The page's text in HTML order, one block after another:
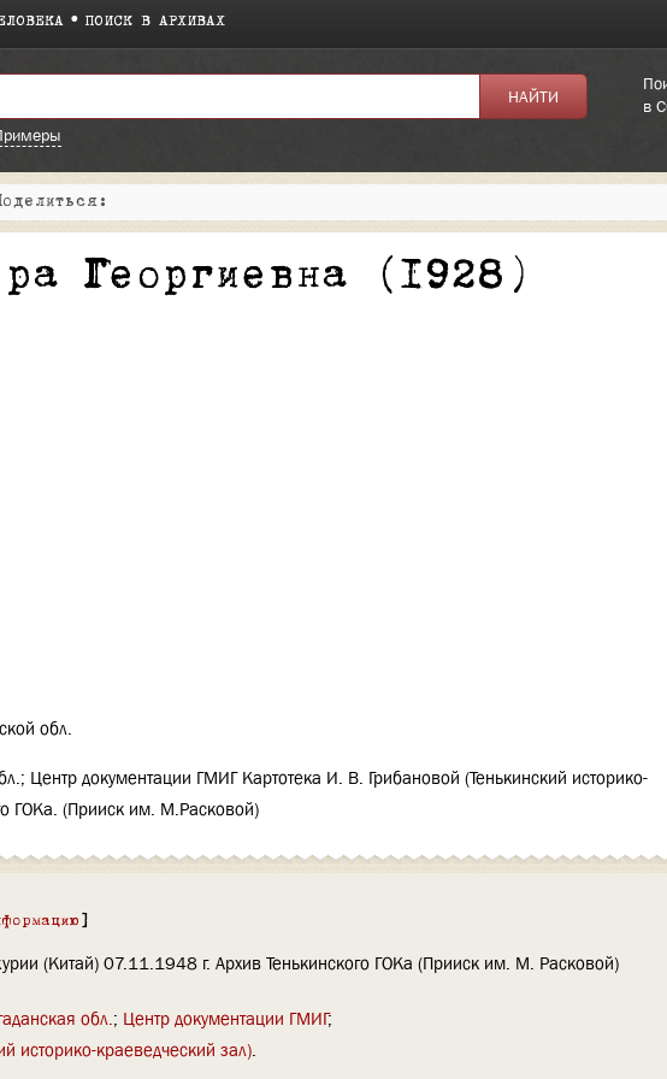
ПОИСК В АРХИВАХ
в
Георгиевна (1928)
обл.
Центр документации ГМИГ Картотека И. В. Грибановой (Тенькинский историко-
ГОКа. (Прииск им. М.Расковой)
]
(Китай) 07.11.1948 г. Архив Тенькинского ГОКа (Прииск им. М. Расковой)
обл. Центр документации ГМИГ
историко-краеведческий зал)